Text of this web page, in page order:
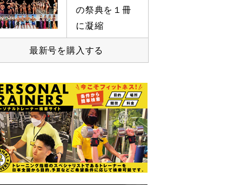
の祭典を１冊
に凝縮
最新号を購入する